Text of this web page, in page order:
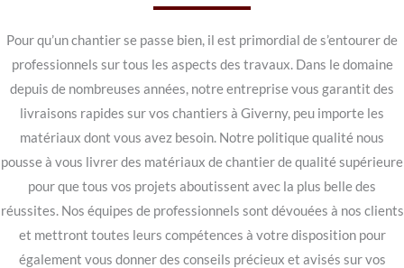
Pour qu’un chantier se passe bien, il est primordial de s’entourer de
professionnels sur tous les aspects des travaux. Dans le domaine
depuis de nombreuses années, notre entreprise vous garantit des
livraisons rapides sur vos chantiers à Giverny, peu importe les
matériaux dont vous avez besoin. Notre politique qualité nous
pousse à vous livrer des matériaux de chantier de qualité supérieure
pour que tous vos projets aboutissent avec la plus belle des
réussites. Nos équipes de professionnels sont dévouées à nos clients
et mettront toutes leurs compétences à votre disposition pour
également vous donner des conseils précieux et avisés sur vos